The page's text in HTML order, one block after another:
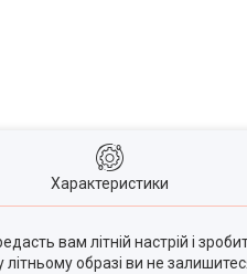
Характеристики
вам літній настрій і
літньому образі ви не